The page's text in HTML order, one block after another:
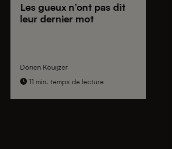
Les gueuxn’ont pas dit
leur dernier mot
Dorien Kouijzer
11 min. temps de lecture